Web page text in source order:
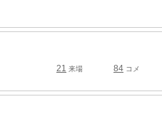
21 来場 84 コメ